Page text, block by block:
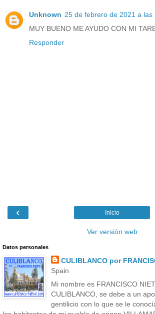
Unknown 25 de febrero de 2021 a las
MUY BUENO ME AYUDO CON MI
Responder
‹ Inicio
Ver versión web
Datos personales
CULIBLANCO por
Spain
Mi nombre es FRANCISCO
CULIBLANCO, se debe a un
gentilicio con lo que se le